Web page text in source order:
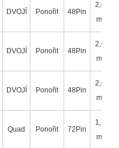
DVOJÍ Ponořit 48Pin
2,00
mm
DVOJÍ Ponořit 48Pin
2,00
mm
DVOJÍ Ponořit 48Pin
2,00
mm
Quad Ponořit 72Pin
1,78
mm